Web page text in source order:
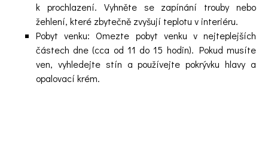
k prochlazení. Vyhněte se zapínání trouby nebo
žehlení, které zbytečně zvyšují teplotu v interiéru.
Pobyt venku: Omezte pobyt venku v nejteplejších
částech dne (cca od 11 do 15 hodin). Pokud musíte
ven, vyhledejte stín a používejte pokrývku hlavy a
opalovací krém.